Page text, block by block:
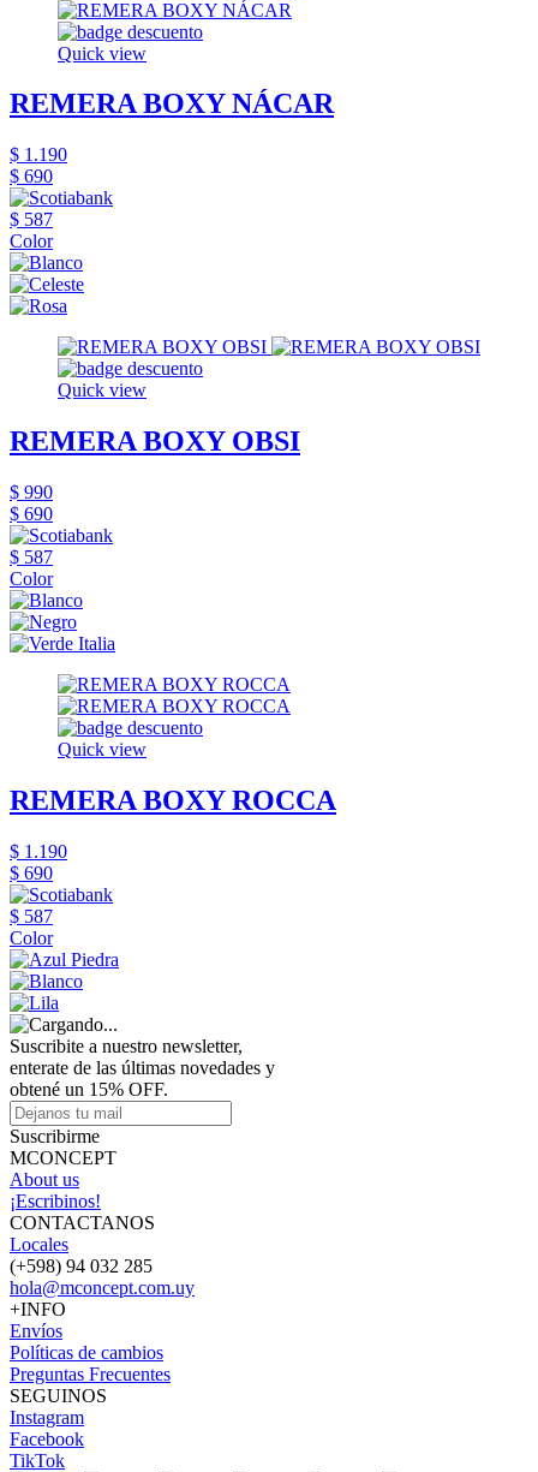
Quick view
REMERA BOXY NÁCAR
$ 1.190
$ 690
$ 587
Color
Quick view
REMERA BOXY OBSI
$ 990
$ 690
$ 587
Color
Quick view
REMERA BOXY ROCCA
$ 1.190
$ 690
$ 587
Color
Suscribite a nuestro newsletter,
enterate de las últimas novedades y
obtené un 15% OFF.
Suscribirme
MCONCEPT
About us
¡Escribinos!
CONTACTANOS
Locales
(+598) 94 032 285
hola@mconcept.com.uy
+INFO
Envíos
Políticas de cambios
Preguntas Frecuentes
SEGUINOS
Instagram
Facebook
TikTok